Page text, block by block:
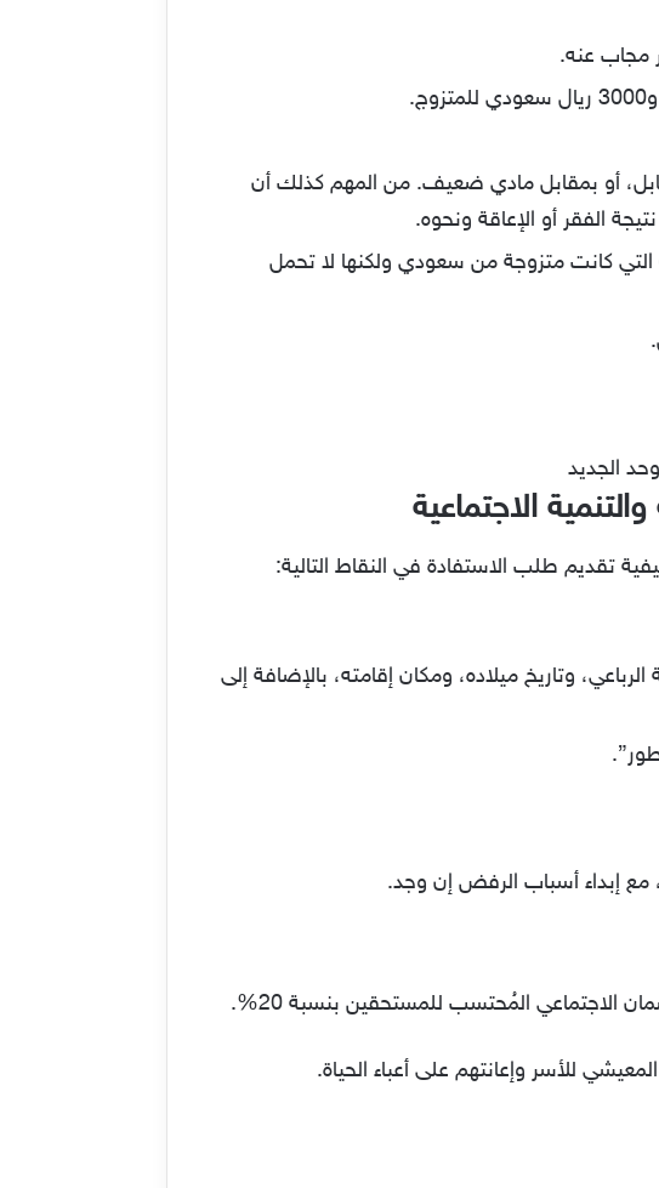
مجاب عنه.
مقابل، أو بمقابل مادي ضعيف. من المهم كذلك أن
الفقر أو الإعاقة ونحوه.
التي كانت متزوجة من سعودي ولكنها لا تحمل
الاجتماعية
تقديم طلب الاستفادة في النقاط التالية:
وتاريخ ميلاده، ومكان إقامته، بالإضافة إلى
مع إبداء أسباب الرفض إن وجد.
الاجتماعي المُحتسب للمستحقين بنسبة 20%.